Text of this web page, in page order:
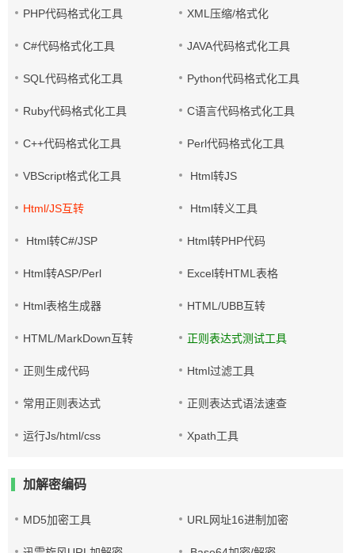
PHP代码格式化工具 XML压缩/格式化
C#代码格式化工具 JAVA代码格式化工具
SQL代码格式化工具 Python代码格式化工具
Ruby代码格式化工具 C语言代码格式化工具
C++代码格式化工具 Perl代码格式化工具
VBScript格式化工具 Html转JS
Html/JS互转 Html转义工具
Html转C#/JSP Html转PHP代码
Html转ASP/Perl Excel转HTML表格
Html表格生成器 HTML/UBB互转
HTML/MarkDown互转 正则表达式测试工具
正则生成代码 Html过滤工具
常用正则表达式 正则表达式语法速查
运行Js/html/css Xpath工具
加解密编码
MD5加密工具 URL网址16进制加密